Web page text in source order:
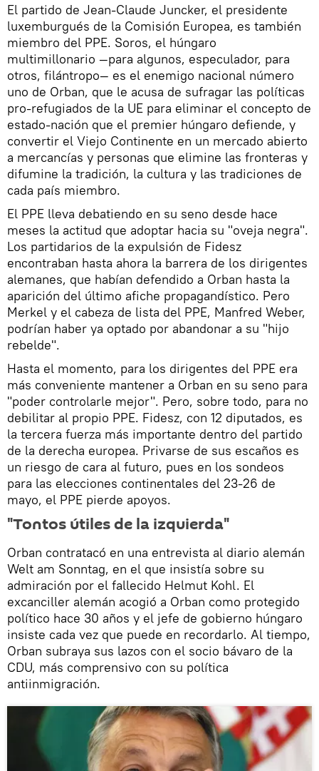
El partido de Jean-Claude Juncker, el presidente
luxemburgués de la Comisión Europea, es también
miembro del PPE. Soros, el húngaro
multimillonario —para algunos, especulador, para
otros, filántropo— es el enemigo nacional número
uno de Orban, que le acusa de sufragar las políticas
pro-refugiados de la UE para eliminar el concepto de
estado-nación que el premier húngaro defiende, y
convertir el Viejo Continente en un mercado abierto
a mercancías y personas que elimine las fronteras y
difumine la tradición, la cultura y las tradiciones de
cada país miembro.
El PPE lleva debatiendo en su seno desde hace
meses la actitud que adoptar hacia su "oveja negra".
Los partidarios de la expulsión de Fidesz
encontraban hasta ahora la barrera de los dirigentes
alemanes, que habían defendido a Orban hasta la
aparición del último afiche propagandístico. Pero
Merkel y el cabeza de lista del PPE, Manfred Weber,
podrían haber ya optado por abandonar a su "hijo
rebelde".
Hasta el momento, para los dirigentes del PPE era
más conveniente mantener a Orban en su seno para
"poder controlarle mejor". Pero, sobre todo, para no
debilitar al propio PPE. Fidesz, con 12 diputados, es
la tercera fuerza más importante dentro del partido
de la derecha europea. Privarse de sus escaños es
un riesgo de cara al futuro, pues en los sondeos
para las elecciones continentales del 23-26 de
mayo, el PPE pierde apoyos.
"Tontos útiles de la izquierda"
Orban contratacó en una entrevista al diario alemán
Welt am Sonntag, en el que insistía sobre su
admiración por el fallecido Helmut Kohl. El
excanciller alemán acogió a Orban como protegido
político hace 30 años y el jefe de gobierno húngaro
insiste cada vez que puede en recordarlo. Al tiempo,
Orban subraya sus lazos con el socio bávaro de la
CDU, más comprensivo con su política
antiinmigración.